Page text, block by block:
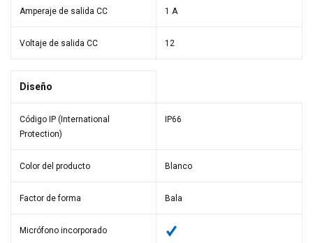
Amperaje de salida CC 1 A
Voltaje de salida CC 12
Diseño
Código IP (International
Protection)
IP66
Color del producto Blanco
Factor de forma Bala
Micrófono incorporado